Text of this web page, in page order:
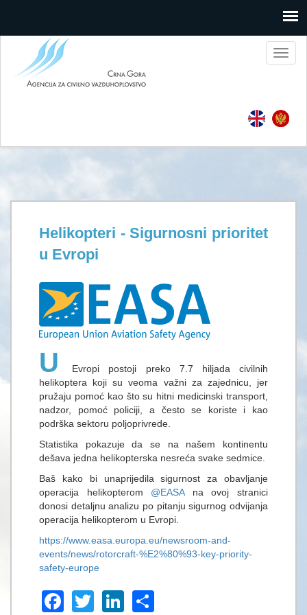
Helikopteri - Sigurnosni prioritet
u Evropi
U
Evropi postoji preko 7.7 hiljada civilnih
helikoptera koji su veoma važni za zajednicu, jer
pružaju pomoć kao što su hitni medicinski transport,
nadzor, pomoć policiji, a često se koriste i kao
podrška sektoru poljoprivrede.
Statistika pokazuje da se na našem kontinentu
dešava jedna helikopterska nesreća svake sedmice.
Baš kako bi unaprijedila sigurnost za obavljanje
operacija helikopterom @EASAna ovoj stranici
donosi detaljnu analizu po pitanju sigurnog odvijanja
operacija helikopterom u Evropi.
https://www.easa.europa.eu/newsroom-and-
events/news/rotorcraft-%E2%80%93-key-priority-
safety-europe
Facebook
TwitterLinkedIn